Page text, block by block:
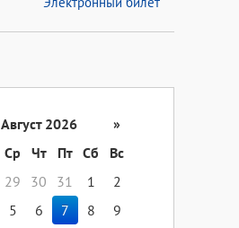
Август 2026
»
Ср Чт Пт Сб
Вс
29 30 31 1
2
5 6 7 8
9